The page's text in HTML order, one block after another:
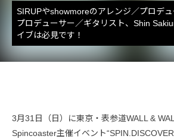
SIRUPやshowmoreのアレンジ／プロデ
プロデューサー／ギタリスト、Shin
イブは必見です！
3月31日（日）に東京・表参道WALL &
Spincoaster主催イベント